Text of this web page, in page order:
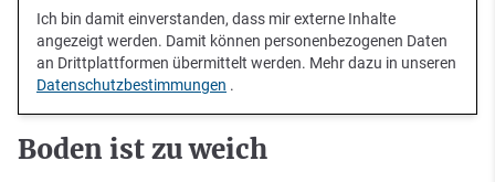
Ich bin damit einverstanden, dass mir externe Inhalte
angezeigt werden. Damit können personenbezogenen Daten
an Drittplattformen übermittelt werden. Mehr dazu in unseren
Datenschutzbestimmungen .
Boden ist zu weich